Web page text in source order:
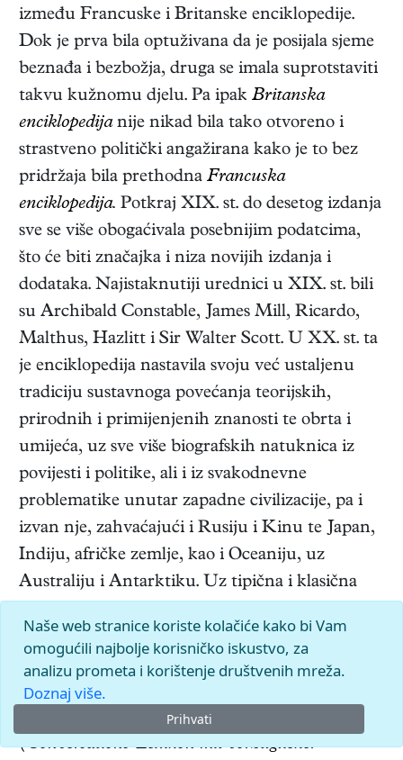
između Francuske i Britanske enciklopedije.
Dok je prva bila optuživana da je posijala sjeme
beznađa i bezbožja, druga se imala suprotstaviti
takvu kužnomu djelu. Pa ipak Britanska
enciklopedijanije nikad bila tako otvoreno i
strastveno politički angažirana kako je to bez
pridržaja bila prethodna Francuska
enciklopedija. Potkraj XIX. st. do desetog izdanja
sve se više obogaćivala posebnijim podatcima,
što će biti značajka i niza novijih izdanja i
dodataka. Najistaknutiji urednici u XIX. st. bili
su Archibald Constable, James Mill, Ricardo,
Malthus, Hazlitt i Sir Walter Scott. U XX. st. ta
je enciklopedija nastavila svoju već ustaljenu
tradiciju sustavnoga povećanja teorijskih,
prirodnih i primijenjenih znanosti te obrta i
umijeća, uz sve više biografskih natuknica iz
povijesti i politike, ali i iz svakodnevne
problematike unutar zapadne civilizacije, pa i
izvan nje, zahvaćajući i Rusiju i Kinu te Japan,
Indiju, afričke zemlje, kao i Oceaniju, uz
Australiju i Antarktiku. Uz tipična i klasična
u XVIII. st. počinju se javljati slični priručnici u
obliku Conversations-Lexicona.Niz takvih
izdanja počinje djelom
osobitim obzirom na suvremeno doba
(Conversations-Lexikon mit vorzüglicher
Naše web stranice koriste kolačiće kako bi Vam
omogućili najbolje korisničko iskustvo, za
analizu prometa i korištenje društvenih mreža.
Doznaj više.
Prihvati